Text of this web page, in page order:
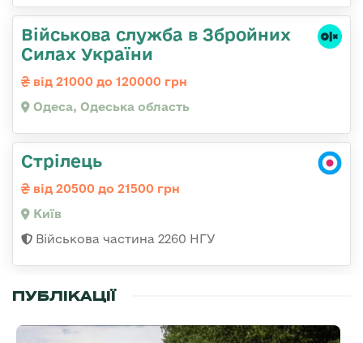
Військова служба в Збройних
Силах України
від 21000 до 120000 грн
Одеса, Одеська область
Стрілець
від 20500 до 21500 грн
Київ
Військова частина 2260 НГУ
ПУБЛІКАЦІЇ